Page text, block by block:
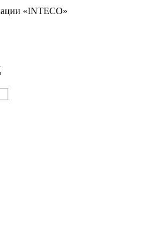
«INTECO»